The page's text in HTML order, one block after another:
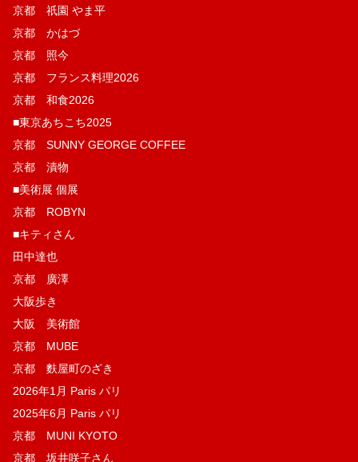
京都 祇園 やま平
京都 かはづ
京都 照今
京都 フランス料理2026
京都 和食2026
■東京あちこち2025
京都 SUNNY GEORGE COFFEE
京都 漬物
■美術展 個展
京都 ROBYN
■キティさん
田中達也
京都 廣澤
大阪歩き
大阪 美術館
京都 MUBE
京都 麩屋町のざき
2026年1月 Paris パリ
2025年6月 Paris パリ
京都 MUNI KYOTO
京都 坂井咲子さん